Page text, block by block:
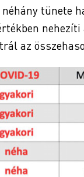
néhány tünete
az